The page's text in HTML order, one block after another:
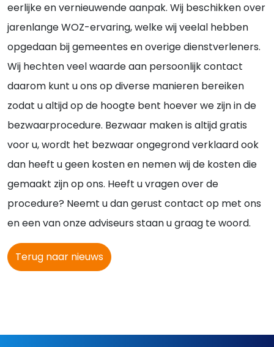
eerlijke en vernieuwende aanpak. Wij beschikken over
jarenlange WOZ-ervaring, welke wij veelal hebben
opgedaan bij gemeentes en overige dienstverleners.
Wij hechten veel waarde aan persoonlijk contact
daarom kunt u ons op diverse manieren bereiken
zodat u altijd op de hoogte bent hoever we zijn in de
bezwaarprocedure. Bezwaar maken is altijd gratis
voor u, wordt het bezwaar ongegrond verklaard ook
dan heeft u geen kosten en nemen wij de kosten die
gemaakt zijn op ons. Heeft u vragen over de
procedure? Neemt u dan gerust contact op met ons
en een van onze adviseurs staan u graag te woord.
Terug naar nieuws